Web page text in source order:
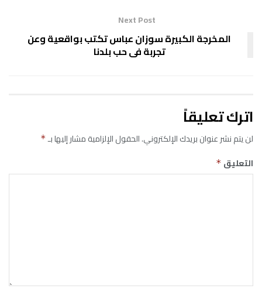
Next Post
المخرجة الكبيرة سوزان عباس تكتب بواقعية وعن
تجربة فى حب بلدنا
اترك تعليقاً
لن يتم نشر عنوان بريدك الإلكتروني.الحقول الإلزامية مشار إليها بـ*
التعليق *